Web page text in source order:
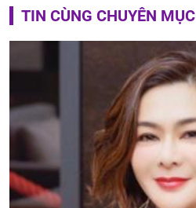
TIN CÙNG CHUYÊN MỤC